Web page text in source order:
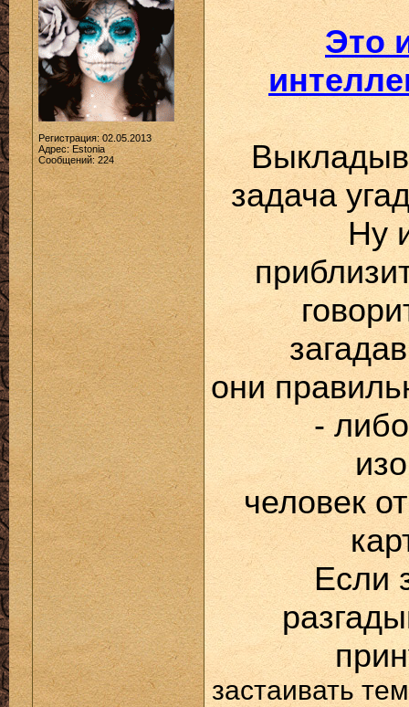
Регистрация: 02.05.2013
Адрес: Estonia
Сообщений: 224
Это
задача
Ну
они
-
человек
Если
застаивать